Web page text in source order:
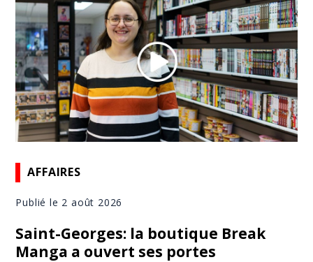
AFFAIRES
Publié le 2 août 2026
Saint-Georges: la boutique Break
Manga a ouvert ses portes